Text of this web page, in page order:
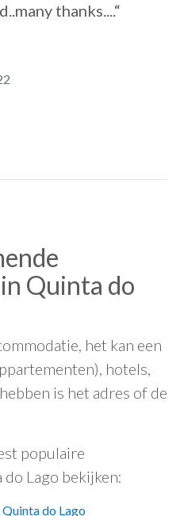
thanks....“
Quinta do
het kan een
hotels,
is het adres of de
populaire
Lago bekijken:
do Lago